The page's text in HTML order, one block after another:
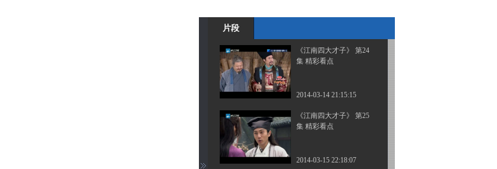
片段
《江南四大才子》 第24
集 精彩看点
2014-03-14 21:15:15
《江南四大才子》 第25
集 精彩看点
2014-03-15 22:18:07